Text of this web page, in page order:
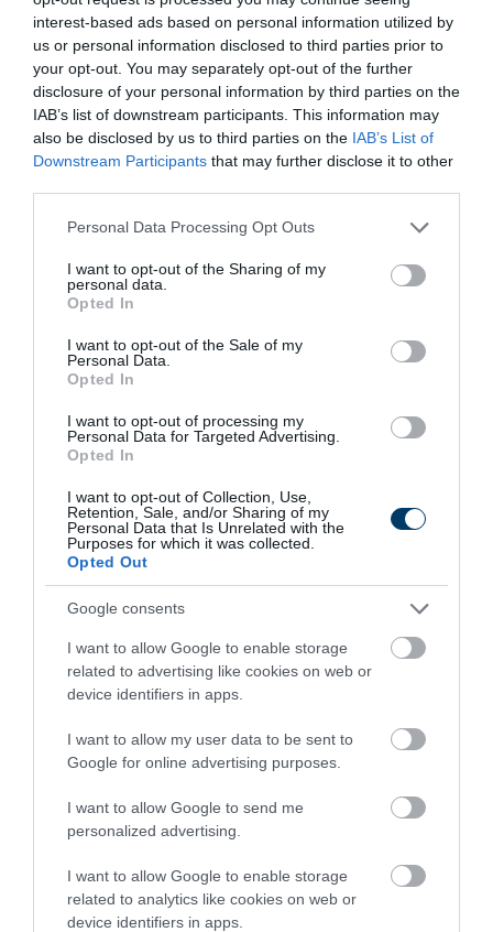
interest-based ads based on personal information utilized by
us or personal information disclosed to third parties prior to
your opt-out. You may separately opt-out of the further
disclosure of your personal information by third parties on the
IAB’s list of downstream participants. This information may
also be disclosed by us to third parties on the IAB’s List of
Downstream Participants that may further disclose it to other
Please note that this website/app uses one or more Google
not limited to your visit or usage behaviour. You may click to
grant or deny consent to Google and its third-party tags to
use your data for below specified purposes in below Google
consent section.
Personal Data Processing Opt Outs
I want to opt-out of the Sharing of my
personal data.
Opted In
I want to opt-out of the Sale of my
Personal Data.
Opted In
I want to opt-out of processing my
Personal Data for Targeted Advertising.
Opted In
I want to opt-out of Collection, Use,
Retention, Sale, and/or Sharing of my
Personal Data that Is Unrelated with the
Purposes for which it was collected.
Opted Out
Google consents
I want to allow Google to enable storage
related to advertising like cookies on web or
device identifiers in apps.
I want to allow my user data to be sent to
Google for online advertising purposes.
I want to allow Google to send me
personalized advertising.
I want to allow Google to enable storage
related to analytics like cookies on web or
device identifiers in apps.
Az időskori pénzügyi tervezéshez és anyugdíjasévek
biztonságához a nyugdíjkorhatár is fontos szerepet játszik.
További részletek a témában:https://profitline.hu/nyugdij-
korhata...
Kapcsolódó cikk:
Özvegyi nyugdíj 2024
11 h 50 min
Fungus Is A Parasite, And It Dies From A Drop Of
Plain...
154 199 400
1 h 22 min